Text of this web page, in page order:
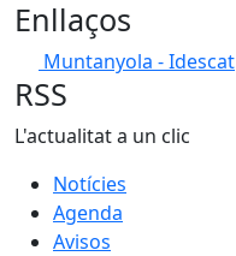
Enllaços
Muntanyola - Idescat
RSS
L'actualitat a un clic
Notícies
Agenda
Avisos